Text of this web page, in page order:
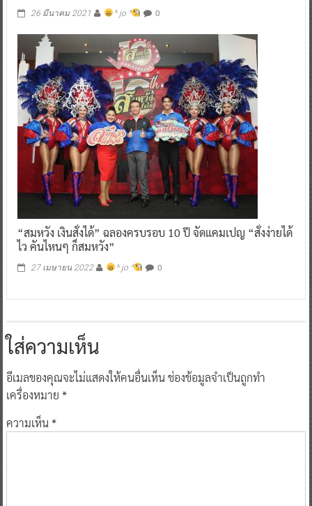
26 มีนาคม 2021 ^ jo ^ 0
“สมหวัง เงินสั่งได้” ฉลองครบรอบ 10 ปี จัดแคมเปญ “สั่งง่ายได้
ไว คันไหนๆ ก็สมหวัง”
27 เมษายน 2022 ^ jo ^ 0
ใส่ความเห็น
อีเมลของคุณจะไม่แสดงให้คนอื่นเห็นช่องข้อมูลจำเป็นถูกทำ
เครื่องหมาย *
ความเห็น*